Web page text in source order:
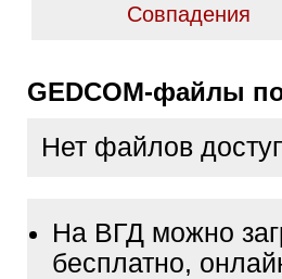
Совпадения
GEDCOM-файлы
Нет файлов
На ВГД можно
бесплатно,